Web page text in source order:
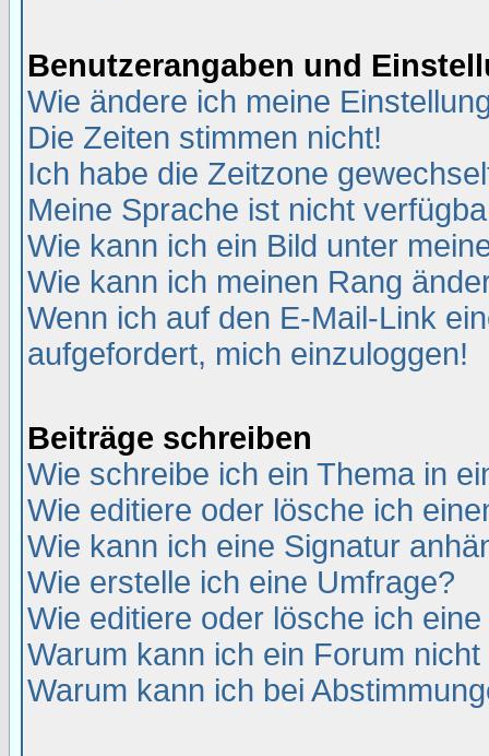
Benutzerangaben und
Wie ändere ich meine
Die Zeiten stimmen nicht!
Ich habe die Zeitzone
Meine Sprache ist nicht
Wie kann ich ein Bild unter
Wie kann ich meinen Rang
Wenn ich auf den E-Mail-Link
aufgefordert, mich einzuloggen!
Beiträge schreiben
Wie schreibe ich ein Thema in
Wie editiere oder lösche ich
Wie kann ich eine Signatur
Wie erstelle ich eine Umfrage?
Wie editiere oder lösche ich
Warum kann ich ein Forum
Warum kann ich bei